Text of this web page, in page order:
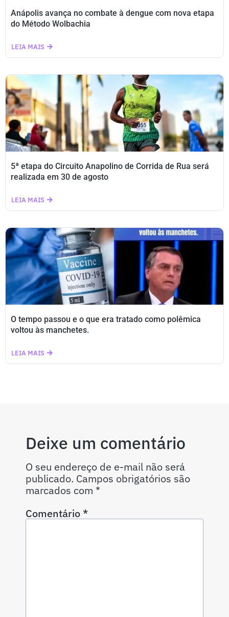
Anápolis avança no combate à dengue com nova etapa
do Método Wolbachia
LEIA MAIS
5ª etapa do Circuito Anapolino de Corrida de Rua será
realizada em 30 de agosto
LEIA MAIS
O tempo passou e o que era tratado como polêmica
voltou às manchetes.
LEIA MAIS
Deixe um comentário
O seu endereço de e-mail não será
publicado. Campos obrigatórios são
marcados com *
Comentário*